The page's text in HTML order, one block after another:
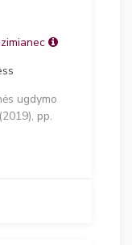
ugdymo
pp.